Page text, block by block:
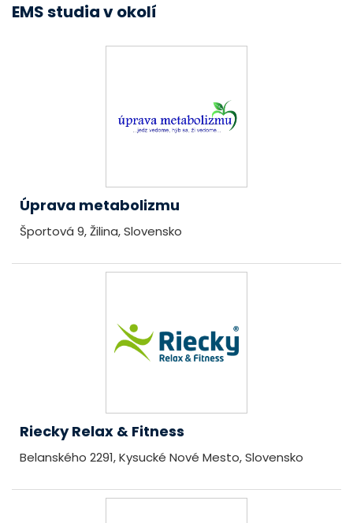
EMS studia v okolí
Úprava metabolizmu
Športová 9, Žilina, Slovensko
Riecky Relax & Fitness
Belanského 2291, Kysucké Nové Mesto, Slovensko